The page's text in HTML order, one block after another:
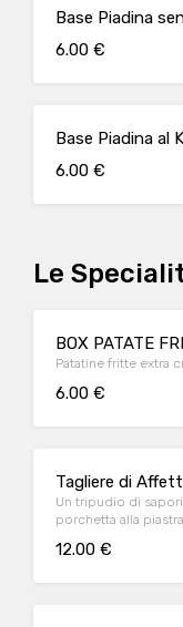
Base Piadina
6.00 €
Base Piadina al
6.00 €
Le
BOX PATATE
Patatine fritte extra
6.00 €
Tagliere di
Un tripudio di
porchetta alla
12.00 €